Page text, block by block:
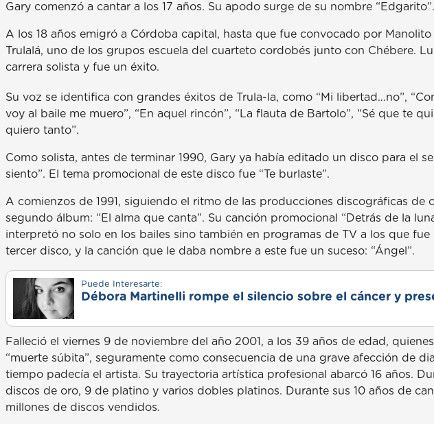
Gary comenzó a cantar a los 17 años. Su apodo surge de su nombre “Edgarito”.
A los 18 años emigró a Córdoba capital, hasta que fue convocado por
Trulalá, uno de los grupos escuela del cuarteto cordobés junto con Chébere.
carrera solista y fue un éxito.
Su voz se identifica con grandes éxitos de Trula-la, como “Mi libertad…no”,
voy al baile me muero”, “En aquel rincón”, “La flauta de Bartolo”, “Sé que te
quiero tanto”.
Como solista, antes de terminar 1990, Gary ya había editado un disco para el
siento”. El tema promocional de este disco fue “Te burlaste”.
A comienzos de 1991, siguiendo el ritmo de las producciones discográficas de
segundo álbum: “El alma que canta”. Su canción promocional “Detrás de la
interpretó no solo en los bailes sino también en programas de TV a los que
tercer disco, y la canción que le daba nombre a este fue un suceso: “Ángel”.
Puede Interesarte:
Débora Martinelli rompe el silencio sobre el cáncer y
Falleció el viernes 9 de noviembre del año 2001, a los 39 años de edad,
“muerte súbita”, seguramente como consecuencia de una grave afección de
tiempo padecía el artista. Su trayectoria artística profesional abarcó 16 años.
discos de oro, 9 de platino y varios dobles platinos. Durante sus 10 años de
millones de discos vendidos.